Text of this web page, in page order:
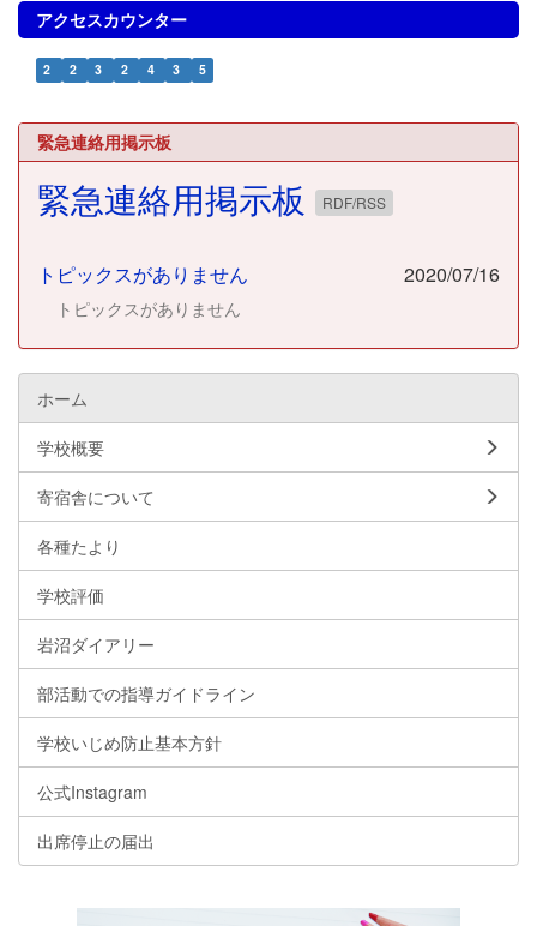
アクセスカウンター
2 2 3 2 4 3 5
緊急連絡用掲示板
緊急連絡用掲示板 RDF/RSS
トピックスがありません 2020/07/16
トピックスがありません
ホーム
学校概要
寄宿舎について
各種たより
学校評価
岩沼ダイアリー
部活動での指導ガイドライン
学校いじめ防止基本方針
公式Instagram
出席停止の届出